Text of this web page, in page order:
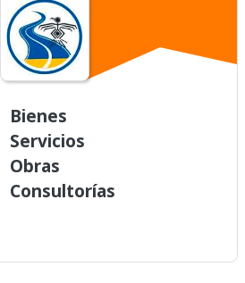
Bienes
Servicios
Obras
Consultorías